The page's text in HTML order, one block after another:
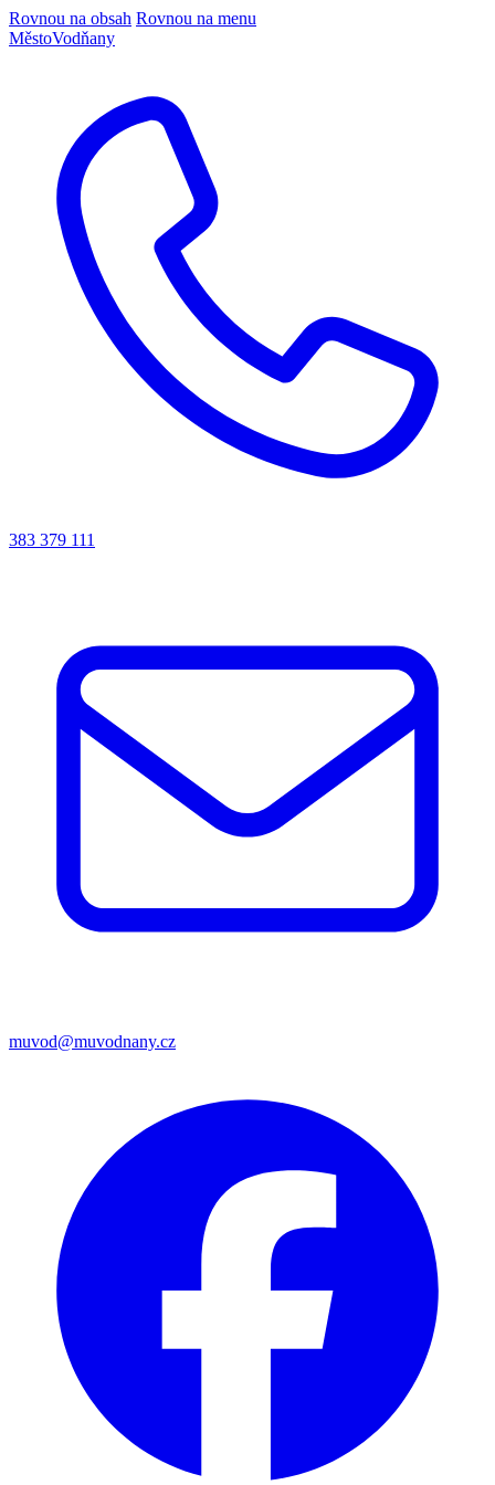
Rovnou na obsah Rovnou na menu
MěstoVodňany
383 379 111
muvod@muvodnany.cz